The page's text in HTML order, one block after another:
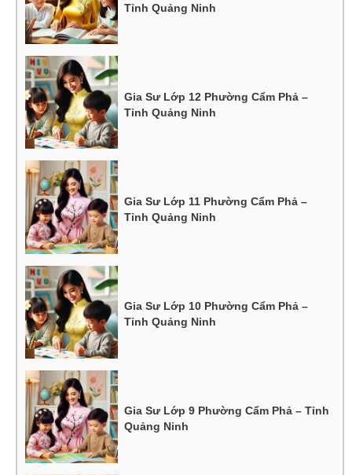
Tỉnh Quảng Ninh
Gia Sư Lớp 12 Phường Cẩm Phả –
Tỉnh Quảng Ninh
Gia Sư Lớp 11 Phường Cẩm Phả –
Tỉnh Quảng Ninh
Gia Sư Lớp 10 Phường Cẩm Phả –
Tỉnh Quảng Ninh
Gia Sư Lớp 9 Phường Cẩm Phả – Tỉnh
Quảng Ninh